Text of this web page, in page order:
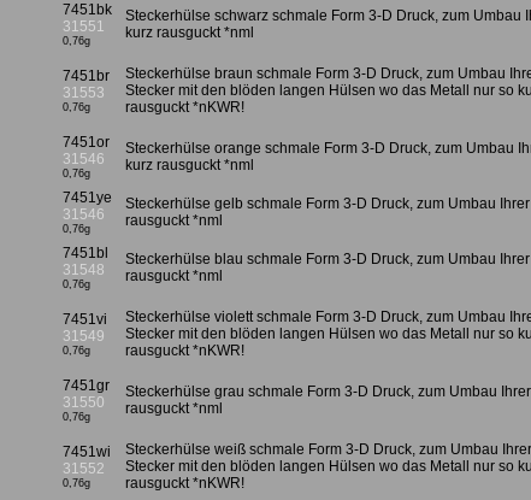
7451bk
31551
0,76g
Steckerhülse schwarz schmale Form 3-D Druck, zum
kurz rausguckt *nml
7451br
31553
0,76g
Steckerhülse braun schmale Form 3-D Druck, zum Umbau
Stecker mit den blöden langen Hülsen wo das Metall nur so
rausguckt *nKWR!
7451or
31546
0,76g
Steckerhülse orange schmale Form 3-D Druck, zum Umbau
kurz rausguckt *nml
7451ye
31546
0,76g
Steckerhülse gelb schmale Form 3-D Druck, zum Umbau
rausguckt *nml
7451bl
31548
0,76g
Steckerhülse blau schmale Form 3-D Druck, zum Umbau
rausguckt *nml
7451vi
31549
0,76g
Steckerhülse violett schmale Form 3-D Druck, zum Umbau
Stecker mit den blöden langen Hülsen wo das Metall nur so
rausguckt *nKWR!
7451gr
31550
0,76g
Steckerhülse grau schmale Form 3-D Druck, zum Umbau
rausguckt *nml
7451wi
31552
0,76g
Steckerhülse weiß schmale Form 3-D Druck, zum Umbau Ihrer
Stecker mit den blöden langen Hülsen wo das Metall nur so
rausguckt *nKWR!